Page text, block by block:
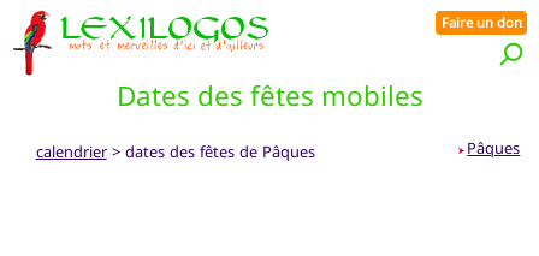
Dates des fêtes mobiles
Faire un don
calendrier> dates des fêtes de Pâques ➤ Pâques